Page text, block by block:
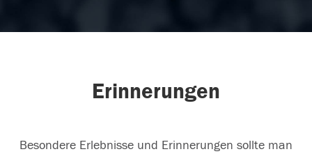
Erinnerungen
Besondere Erlebnisse und Erinnerungen sollte man